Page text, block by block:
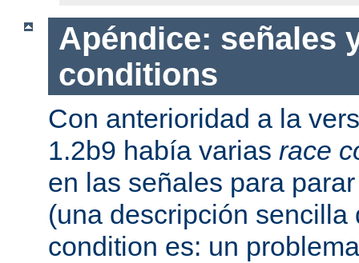
Apéndice: señales
conditions
Con anterioridad a la
1.2b9 había varias race
en las señales para
(una descripción sencilla
condition es: un